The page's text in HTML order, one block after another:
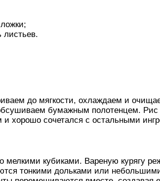
листьев.
до мягкости, охлаждаем и
бумажным полотенцем. Рис
и хорошо сочетался с остальными
мелкими кубиками. Вареную курягу
тонкими дольками или